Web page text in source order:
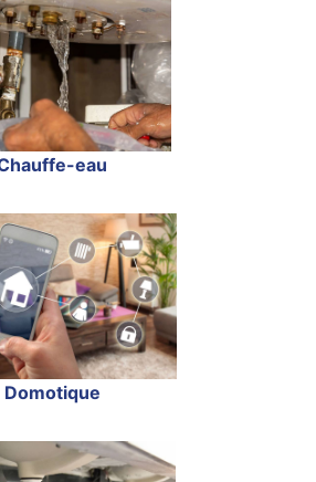
eau
Domotique